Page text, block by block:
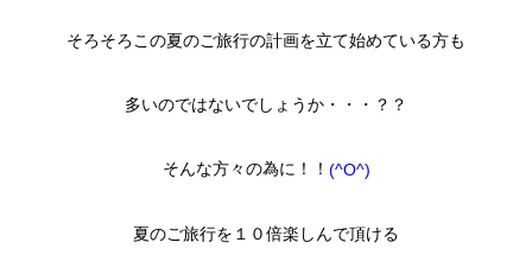
そろそろこの夏のご旅行の計画を立て始めている方も
多いのではないでしょうか・・・？？
そんな方々の為に！！ (^O^)
夏のご旅行を１０倍楽しんで頂ける